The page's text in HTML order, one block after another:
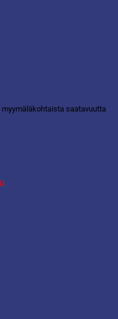
saatavuutta